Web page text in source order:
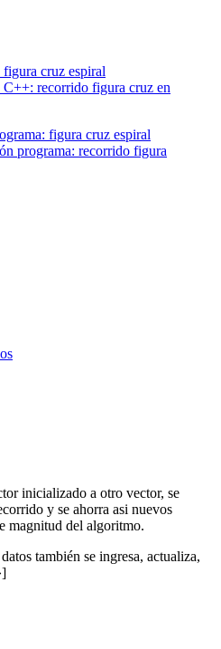
recorrido figura cruz en
programa: recorrido figura
inicializado a otro vector, se
y se ahorra asi nuevos
magnitud del algoritmo.
también se ingresa, actualiza,